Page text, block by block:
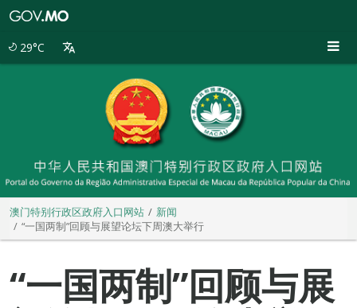
29°C
澳门特别行政区政府入口网站
新闻
“一国两制”回顾与展望论坛下周澳大举行
“一国两制”回顾与展